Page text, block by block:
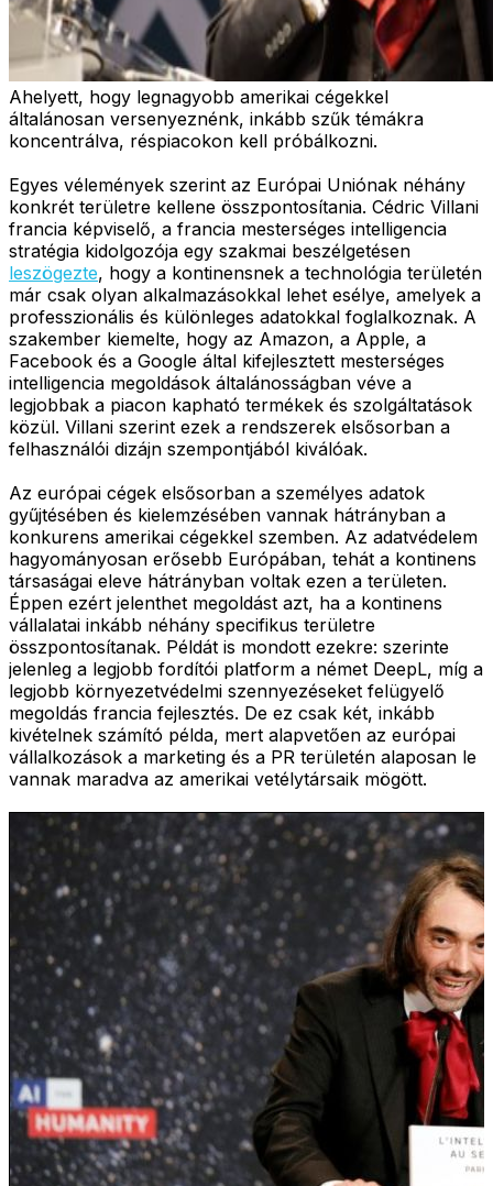
Ahelyett, hogy legnagyobb amerikai cégekkel
általánosan versenyeznénk, inkább szűk témákra
koncentrálva, réspiacokon kell próbálkozni.
Egyes vélemények szerint az Európai Uniónak néhány
konkrét területre kellene összpontosítania. Cédric Villani
francia képviselő, a francia mesterséges intelligencia
stratégia kidolgozója egy szakmai beszélgetésen
leszögezte, hogy a kontinensnek a technológia területén
már csak olyan alkalmazásokkal lehet esélye, amelyek a
professzionális és különleges adatokkal foglalkoznak. A
szakember kiemelte, hogy az Amazon, a Apple, a
Facebook és a Google által kifejlesztett mesterséges
intelligencia megoldások általánosságban véve a
legjobbak a piacon kapható termékek és szolgáltatások
közül. Villani szerint ezek a rendszerek elsősorban a
felhasználói dizájn szempontjából kiválóak.
Az európai cégek elsősorban a személyes adatok
gyűjtésében és kielemzésében vannak hátrányban a
konkurens amerikai cégekkel szemben. Az adatvédelem
hagyományosan erősebb Európában, tehát a kontinens
társaságai eleve hátrányban voltak ezen a területen.
Éppen ezért jelenthet megoldást azt, ha a kontinens
vállalatai inkább néhány specifikus területre
összpontosítanak. Példát is mondott ezekre: szerinte
jelenleg a legjobb fordítói platform a német DeepL, míg a
legjobb környezetvédelmi szennyezéseket felügyelő
megoldás francia fejlesztés. De ez csak két, inkább
kivételnek számító példa, mert alapvetően az európai
vállalkozások a marketing és a PR területén alaposan le
vannak maradva az amerikai vetélytársaik mögött.